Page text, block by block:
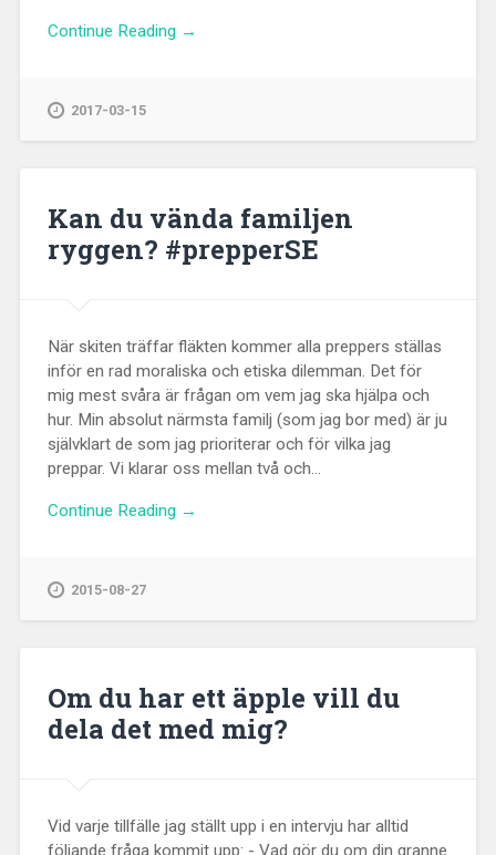
Continue Reading →
2017-03-15
Kan du vända familjen
ryggen? #prepperSE
När skiten träffar fläkten kommer alla preppers ställas
inför en rad moraliska och etiska dilemman. Det för
mig mest svåra är frågan om vem jag ska hjälpa och
hur. Min absolut närmsta familj (som jag bor med) är ju
självklart de som jag prioriterar och för vilka jag
preppar. Vi klarar oss mellan två och...
Continue Reading →
2015-08-27
Om du har ett äpple vill du
dela det med mig?
Vid varje tillfälle jag ställt upp i en intervju har alltid
följande fråga kommit upp: - Vad gör du om din granne